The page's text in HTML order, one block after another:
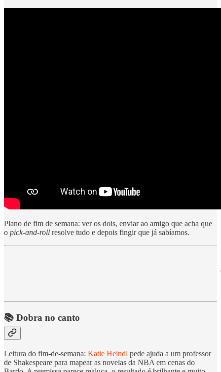
Plano de fim de semana: ver os dois, enviar ao amigo que acha que
o pick-and-roll resolve tudo e depois fingir que já sabíamos.
📚 Dobra no canto
Leitura do fim-de-semana: Katie Heindl pede ajuda a um professor
de Shakespeare para mapear as novelas da NBA em cenas do